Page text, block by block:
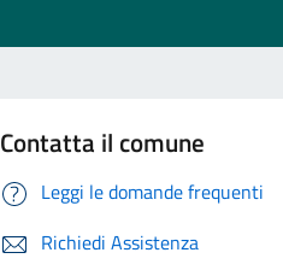
Contatta il comune
Leggi le domande frequenti
Richiedi Assistenza